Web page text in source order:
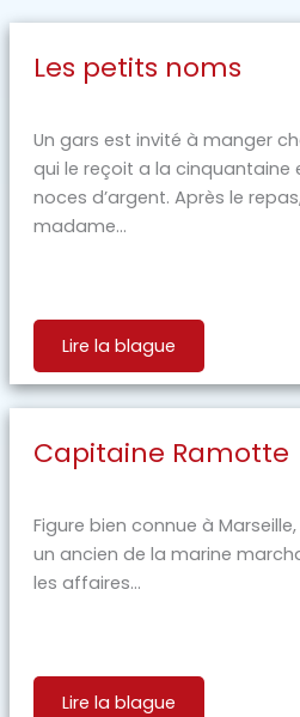
Les petits noms
Un gars est invité à manger
qui le reçoit a la cinquantaine
noces d’argent. Après le
madame...
Lire la blague
Capitaine Ramotte
Figure bien connue à
un ancien de la marine
les affaires...
Lire la blague